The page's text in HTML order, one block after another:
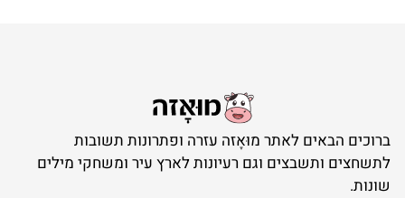
ברוכים הבאים לאתר מוּאָזה עזרה ופתרונות תשובות
לתשחצים ותשבצים וגם רעיונות לארץ עיר ומשחקי מילים
שונות.